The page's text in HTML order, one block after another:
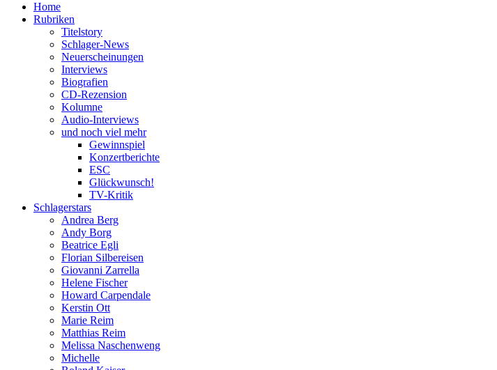
Home
Rubriken
Titelstory
Schlager-News
Neuerscheinungen
Interviews
Biografien
CD-Rezension
Kolumne
Audio-Interviews
und noch viel mehr
Gewinnspiel
Konzertberichte
ESC
Glückwunsch!
TV-Kritik
Schlagerstars
Andrea Berg
Andy Borg
Beatrice Egli
Florian Silbereisen
Giovanni Zarrella
Helene Fischer
Howard Carpendale
Kerstin Ott
Marie Reim
Matthias Reim
Melissa Naschenweng
Michelle